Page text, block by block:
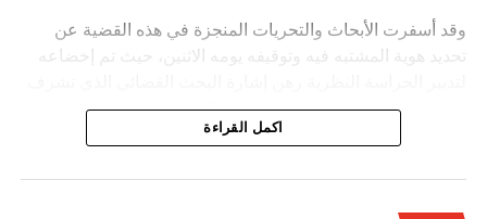
وقد أسفرت الأبحاث والتحريات المنجزة في هذه القضية عن
تحديد هوية المشتبه فيه وتوقيفه يومه الاثنين، حيث تم إخضاعه
عليه النيابة العامة المختصة، وذلك للكشف عن جميع ظروف
وملابسات وخلفيات هذه القضية، وكذا تحديد كافة
اكمل القراءة